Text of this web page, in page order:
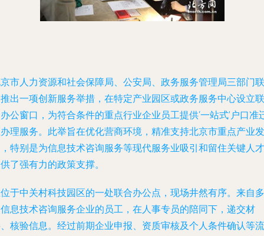
市人力资源和社会保障局、公安局、政务服务管理局三部门联
出一项创新服务举措，在特定产业园区或政务服务中心设立联
公窗口，为符合条件的重点行业企业员工提供‘一站式’户口准
理服务。此举旨在优化营商环境，精准支持北京市重点产业发
特别是为信息技术咨询服务等现代服务业吸引和留住关键人才
了强有力的政策支撑。
于中关村科技园区的一处联合办公点，现场井然有序。来自多
息技术咨询服务企业的员工，在人事专员的陪同下，递交材
核验信息。经过前期企业申报、资质审核及个人条件确认等流